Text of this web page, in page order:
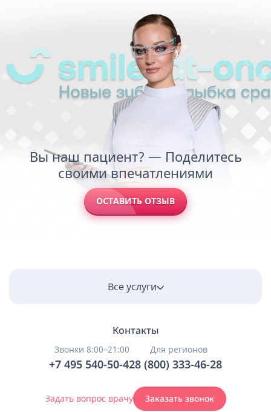
Вы наш пациент? — Поделитесь
своими впечатлениями
ОСТАВИТЬ ОТЗЫВ
Все услуги
Контакты
Звонки 8:00–21:00
+7 495 540-50-42
Для регионов
8 (800) 333-46-28
Задать вопрос врачу Заказать звонок